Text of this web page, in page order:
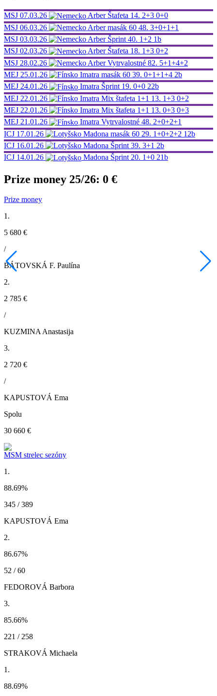
MSJ 07.03.26 Arber Štafeta 14. 2+3 0+0
MSJ 06.03.26 Arber masák 60 48. 3+0+1+1
MSJ 03.03.26 Arber Šprint 40. 1+2 1b
MSJ 02.03.26 Arber Štafeta 18. 1+3 0+2
MSJ 28.02.26 Arber Vytrvalostné 82. 5+1+4+2
MEJ 25.01.26 Imatra masák 60 39. 0+1+1+4 2b
MEJ 24.01.26 Imatra Šprint 19. 0+0 22b
MEJ 22.01.26 Imatra Mix štafeta 1+1 13. 1+3 0+2
MEJ 22.01.26 Imatra Mix štafeta 1+1 13. 0+3 0+3
MEJ 21.01.26 Imatra Vytrvalostné 48. 2+0+2+1
ICJ 17.01.26 Madona masák 60 29. 1+0+2+2 12b
ICJ 16.01.26 Madona Šprint 39. 3+1 2b
ICJ 14.01.26 Madona Šprint 20. 1+0 21b
Prize money 25/26: 0 €
Prize money
1.
5 680 €
/
BÁTOVSKÁ F. Paulína
2.
2 785 €
/
KUZMINA Anastasija
3.
2 720 €
/
KAPUSTOVÁ Ema
Spolu
30 660 €
MSM strelec sezóny
1.
88.69%
345 / 389
KAPUSTOVÁ Ema
2.
86.67%
52 / 60
FEDOROVÁ Barbora
3.
85.66%
221 / 258
STRAKOVÁ Michaela
1.
88.69%